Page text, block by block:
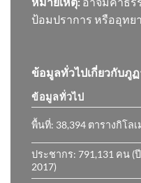
ป้อมปราการ หรืออุทย
ข้อมูลทั่วไปเกี่ยวกับภู
ข้อมูลทั่วไป
พื้นที่: 38,394 ตารางกิโลเ
ประชากร: 791,131 คน (ปี
2017)